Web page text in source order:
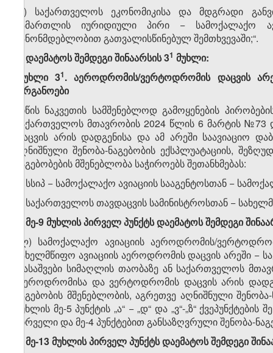
„გ) საქართველოს ეკონომიკისა და მდგრადი
სამართლის იურიდიული პირი − სამოქალაქო
კანონმდებლობით გათვალისწინებულ შემთხვევაში;“.
2. დაემატოს შემდეგი შინაარსის 3​1 მუხლი:
მუხლი3​1.აეროდრომის/ვერტოდრომის დაცვის
ორგანოები
მიწის ნაკვეთის სამშენებლოდ გამოყენების
საქართველოს მთავრობის 2024 წლის 6 მარტის
დაცვის არის დადგენისა და ამ არეში საავიაციო
აღნიშნული შენობა-ნაგებობის ექსპლუატაციის,
ნაგებობების მშენებლობა საჭიროებს შეთანხმებას:
ა) სსიპ − სამოქალაქო ავიაციის სააგენტოსთან −
ბ) საქართველოს თავდაცვის სამინისტროსთან −
3. მე-9მუხლის პირველ პუნქტს დაემატოს შემდეგი
„ლ) სამოქალაქო ავიაციის აეროდრომის/
სახელმწიფო ავიაციის აეროდრომის დაცვის არეში −
დასაშვები სიმაღლის თაობაზე ან საქართველოს
„აეროდრომისა და ვერტოდრომის დაცვის არის
ნაგებობის მშენებლობის, აგრეთვე აღნიშნული
მუხლის მე-5 პუნქტის „ა“ − „დ“ და „ვ“-„ზ“
პირველი და მე-4 პუნქტებით განსაზღვრული შენობა-
4. მე-13 მუხლის პირველ პუნქტს დაემატოს შემდეგი